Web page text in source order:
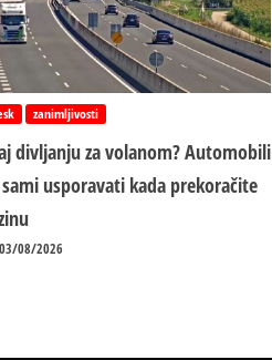
zanimljivosti
divljanju za volanom? Automobili
usporavati kada prekoračite
03/08/2026